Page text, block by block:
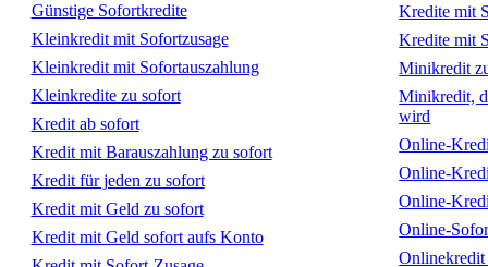
Günstige Sofortkredite
Kleinkredit mit Sofortzusage
Kleinkredit mit Sofortauszahlung
Kleinkredite zu sofort
Kredit ab sofort
Kredit mit Barauszahlung zu sofort
Kredit für jeden zu sofort
Kredit mit Geld zu sofort
Kredit mit Geld sofort aufs Konto
Kredite mit
Kredite mit
Minikredit
Minikredit,
wird
Online-
Online-
Online-
Online-
Onlinekredit